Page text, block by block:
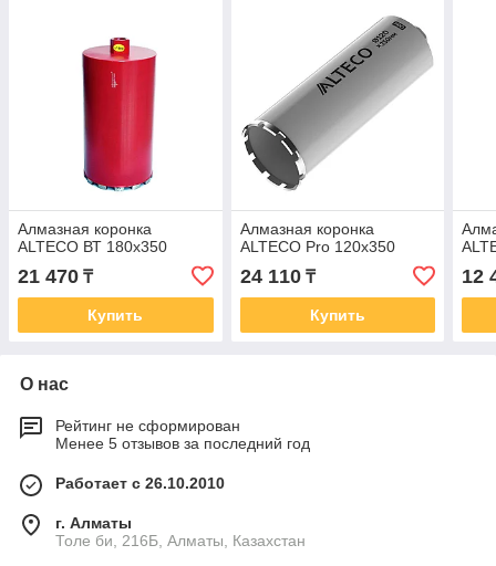
Алмазная коронка
ALTECO ВТ 180х350
21 470 ₸
Купить
Алмазная коронка
ALTECO Pro 120х350
24 110₸
Купить
12
О нас
Рейтинг не сформирован
Менее 5 отзывов за последний год
Работает с 26.10.2010
г. Алматы
Толе би, 216Б, Алматы, Казахстан